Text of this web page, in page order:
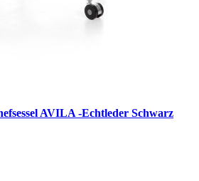
AVILA -Echtleder Schwarz